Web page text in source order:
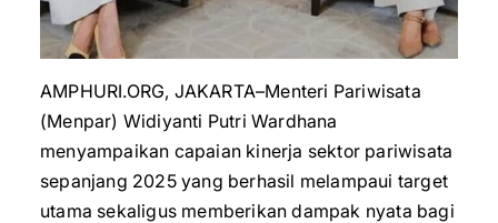
AMPHURI.ORG, JAKARTA–Menteri Pariwisata
(Menpar) Widiyanti Putri Wardhana
menyampaikan capaian kinerja sektor pariwisata
sepanjang 2025 yang berhasil melampaui target
utama sekaligus memberikan dampak nyata bagi